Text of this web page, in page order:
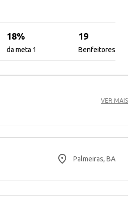
18%
da meta 1
19
Benfeitores
VER MAIS
place Palmeiras, BA